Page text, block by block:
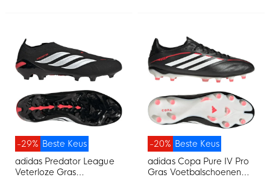
Beste Keus
-29%
adidas Predator League
Veterloze Gras
Beste Keus
-20%
adidas Copa Pure IV Pro
Gras Voetbalschoenen